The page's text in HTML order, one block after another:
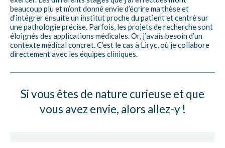
Si vous êtes de nature curieuse et que
vous avez envie, alors allez-y !
beaucoup plu et m’ont donné envie d’écrire ma thèse et
d’intégrer ensuite un institut proche du patient et centré sur
une pathologie précise. Parfois, les projets de recherche sont
éloignés des applications médicales. Or, j’avais besoin d’un
contexte médical concret. C’est le cas à Liryc, où je collabore
directement avec les équipes cliniques.